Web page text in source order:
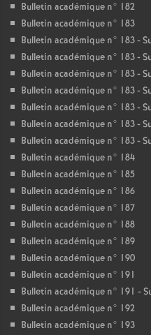
Bulletin académique n° 182
Bulletin académique n° 183
Bulletin académique n° 183 -
Bulletin académique n° 183 -
Bulletin académique n° 183 -
Bulletin académique n° 183 -
Bulletin académique n° 183 -
Bulletin académique n° 183 -
Bulletin académique n° 183 -
Bulletin académique n° 184
Bulletin académique n° 185
Bulletin académique n° 186
Bulletin académique n° 187
Bulletin académique n° 188
Bulletin académique n° 189
Bulletin académique n° 190
Bulletin académique n° 191
Bulletin académique n° 191 -
Bulletin académique n° 192
Bulletin académique n° 193